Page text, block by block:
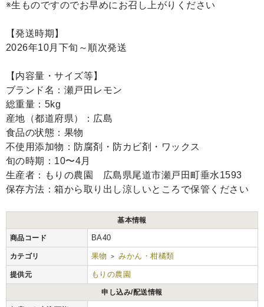
※生ものですのでお早めにお召し上がりください
【発送時期】
2026年10月下旬～順次発送
【内容量・サイズ等】
ブランド名：瀬戸田レモン
総重量：5kg
産地（都道府県）：広島
食品の状態：果物
不使用添加物：防腐剤・防カビ剤・ワックス
旬の時期：10〜4月
生産者：もりの農園 広島県尾道市瀬戸田町垂水1593
保存方法：箱から取り出し涼しいところで保管ください
基本情報
商品コード BA40
カテゴリ 果物 > みかん・柑橘類
提供元 もりの農園
申し込み/配送情報